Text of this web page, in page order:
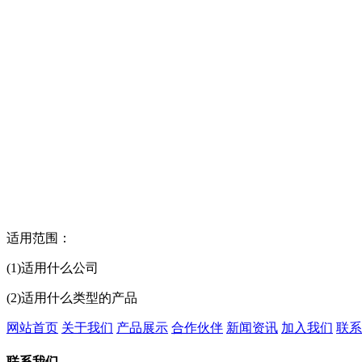
适用范围：
(1)适用什么公司
(2)适用什么类型的产品
网站首页 关于我们 产品展示 合作伙伴 新闻资讯 加入我们 联